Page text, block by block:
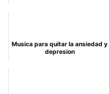
Musica para quitar la ansiedad y
depresion